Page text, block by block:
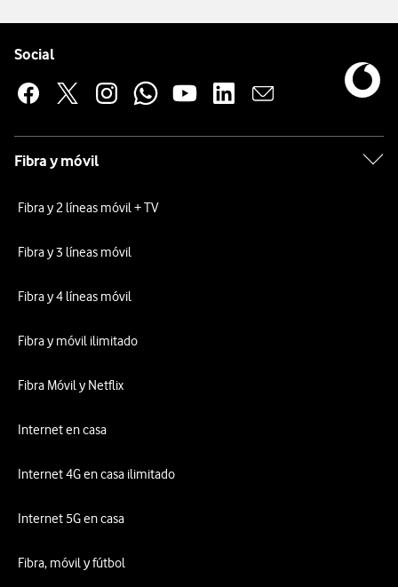
Social
Fibra y móvil
Fibra y 2 líneas móvil + TV
Fibra y 3 líneas móvil
Fibra y 4 líneas móvil
Fibra y móvil ilimitado
Fibra Móvil y Netflix
Internet en casa
Internet 4G en casa ilimitado
Internet 5G en casa
Fibra, móvil y fútbol